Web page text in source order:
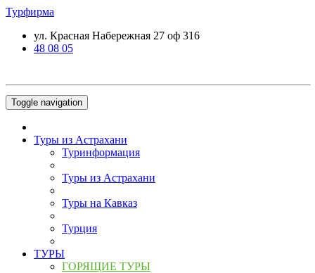
Турфирма
ул. Красная Набережная 27 оф 316
48 08 05
Toggle navigation
Туры из Астрахани
Туринформация
Туры из Астрахани
Туры на Кавказ
Турция
ТУРЫ
ГОРЯЩИЕ ТУРЫ